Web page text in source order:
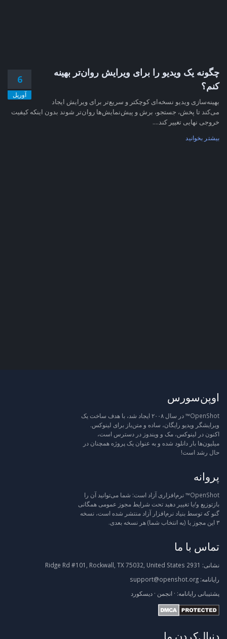
6
آوریل
چگونه یک ویدیو را برای ویرایش روان‌تر بهینه
کنم؟
بهینه‌سازی ویدیو نسخه‌ای کوچکتر و سریع‌تر برای ویرایش ایجاد
می‌کند تا پخش، جستجو، برش و پیش‌نمایش‌ها روان‌تر شوند بدون اینکه کیفیت
خروجی نهایی تغییر کند....
بیشتر بخوانید
اوپن‌سورس
OpenShot™ در سال ۲۰۰۸ ایجاد شد، با هدف ساخت یک
ویرایشگر ویدیو رایگان، ساده و متن‌باز برای لینوکس.
اکنون در لینوکس، مک و ویندوز در دسترس است،
میلیون‌ها بار دانلود شده و به عنوان یک پروژه همچنان در
حال رشد است!
پروانه
OpenShot™ نرم‌افزاری آزاد است: شما می‌توانید آن را
بازتوزیع و/یا تغییر دهید تحت شرایط مجوز عمومی همگانی
گنو که توسط بنیاد نرم‌افزار آزاد منتشر شده است، نسخه
۳ این مجوز یا (به انتخاب شما) هر نسخه بعدی.
تماس با ما
نشانی:
رایانامه: support@openshot.org
پشتیبانی رایانامه: · انجمن · دیسکورد
دنبال‌کردن ما